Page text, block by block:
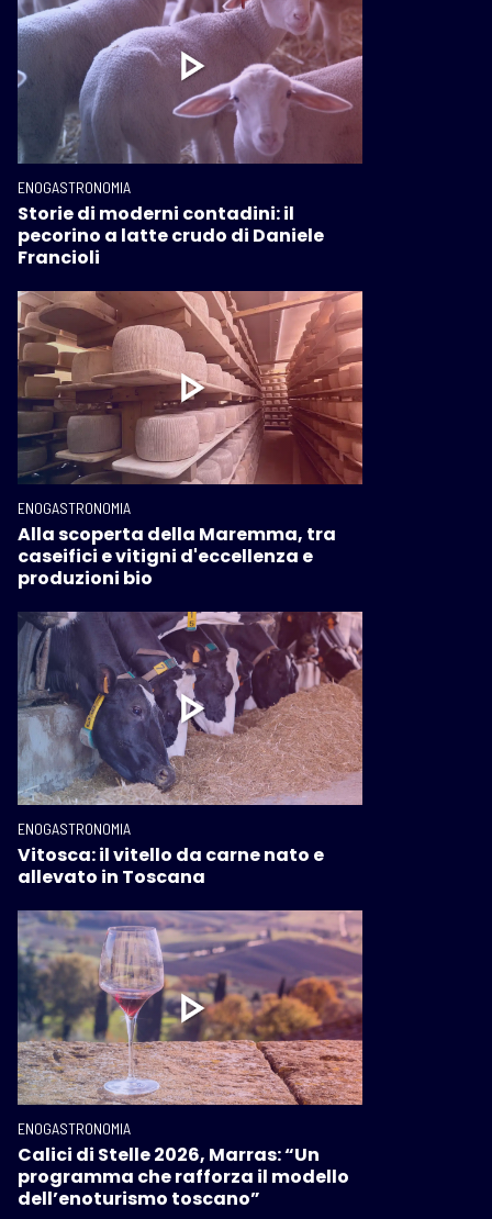
ENOGASTRONOMIA
Storie di moderni contadini: il
pecorino a latte crudo di Daniele
Francioli
ENOGASTRONOMIA
Alla scoperta della Maremma, tra
caseifici e vitigni d'eccellenza e
produzioni bio
ENOGASTRONOMIA
Vitosca: il vitello da carne nato e
allevato in Toscana
ENOGASTRONOMIA
Calici di Stelle 2026, Marras: “Un
programma che rafforza il modello
dell’enoturismo toscano”